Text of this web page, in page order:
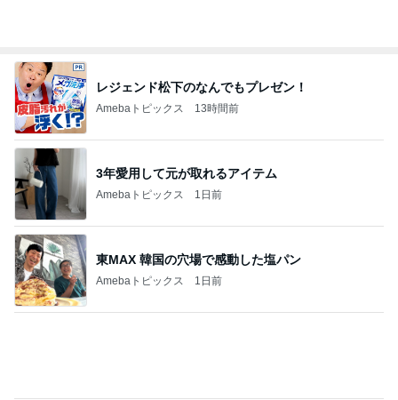
3年愛用して元が取れるアイテム
Amebaトピックス 1日前
東MAX 韓国の穴場で感動した塩パン
Amebaトピックス 1日前